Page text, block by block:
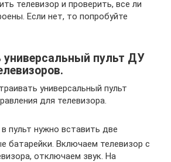
телевизор и проверить, все ли
Если нет, то попробуйте
универсальный пульт ДУ
универсальный пульт
для телевизора.
пульт нужно вставить две
батарейки. Включаем телевизор с
отключаем звук. На